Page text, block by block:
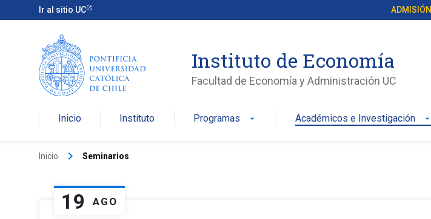
Ir al sitio UC ADMISIÓN
Instituto de Economía
Facultad de Economía y Administración UC
Inicio Instituto Programas arrow_drop_down Académicos e Investigación arrow_drop_down
Inicio keyboard_arrow_right Seminarios
19 AGO